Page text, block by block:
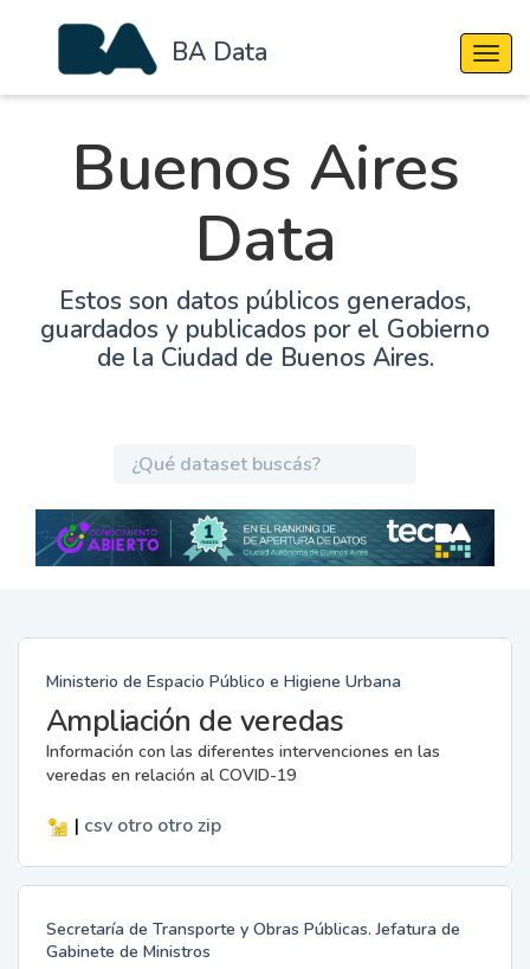
BA Data
Buenos Aires
Data
Estos son datos públicos generados,
guardados y publicados por el Gobierno
de la Ciudad de Buenos Aires.
Ministerio de Espacio Público e Higiene Urbana
Ampliación de veredas
Información con las diferentes intervenciones en las
veredas en relación al COVID-19
| csv otro otro zip
Secretaría de Transporte y Obras Públicas. Jefatura de
Gabinete de Ministros